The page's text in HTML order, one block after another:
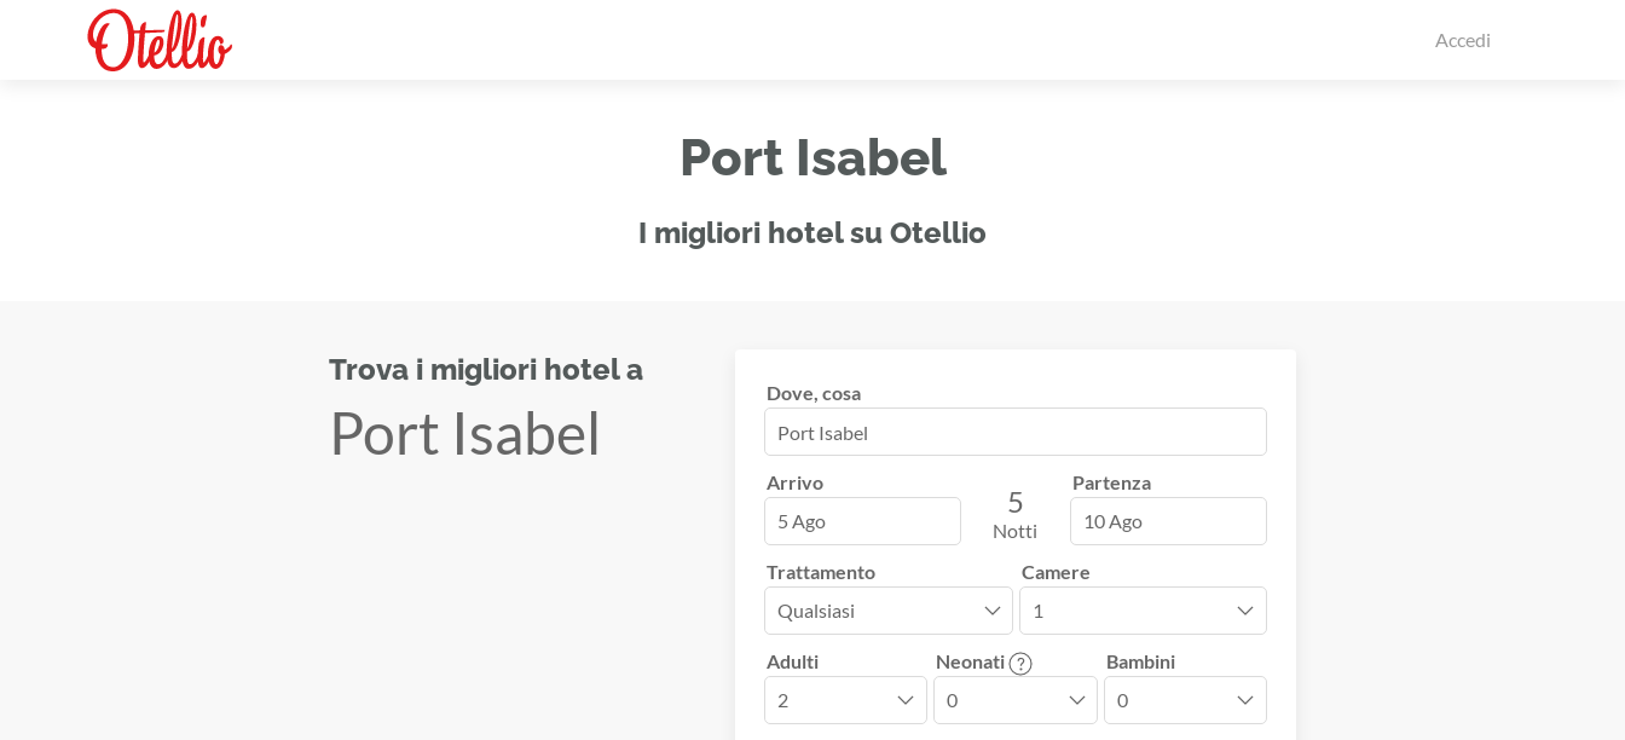
Accedi
Port Isabel
I migliori hotel su Otellio
Trova i migliori hotel a
Port Isabel
Dove, cosa
Arrivo
5 Ago
5
Notti
Partenza
10 Ago
Trattamento Camere
Adulti Neonati Bambini